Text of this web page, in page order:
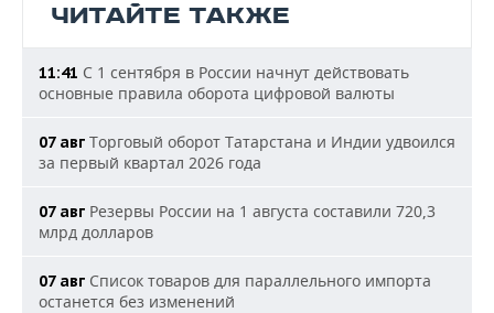
ЧИТАЙТЕ ТАКЖЕ
11:41 С 1 сентября в России начнут действовать
основные правила оборота цифровой валюты
07 авг Торговый оборот Татарстана и Индии удвоился
за первый квартал 2026 года
07 авг Резервы России на 1 августа составили 720,3
млрд долларов
07 авг Список товаров для параллельного импорта
останется без изменений